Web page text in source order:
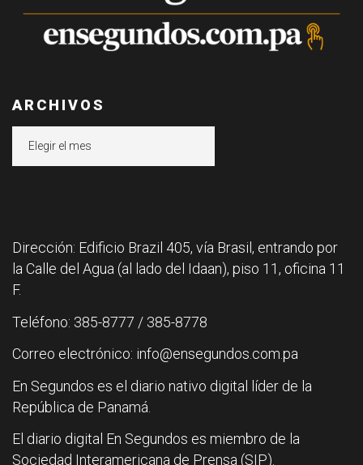
ARCHIVOS
Dirección: Edificio Brazil 405, vía Brasil, entrando por
la Calle del Agua (al lado del Idaan), piso 11, oficina 11
F.
Teléfono: 385-8777 / 385-8778
Correo electrónico: info@ensegundos.com.pa
En Segundos es el diario nativo digital líder de la
República de Panamá.
El diario digital En Segundos es miembro de la
Sociedad Interamericana de Prensa (SIP).